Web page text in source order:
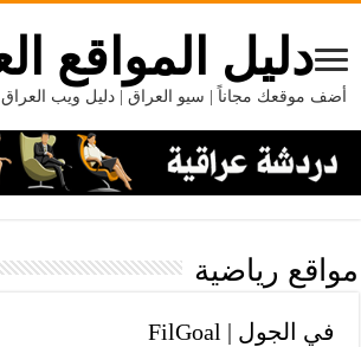
دليل المواقع
أضف موقعك مجاناً | سيو العراق | دليل ويب العراق
مواقع رياضية
في الجول | FilGoal